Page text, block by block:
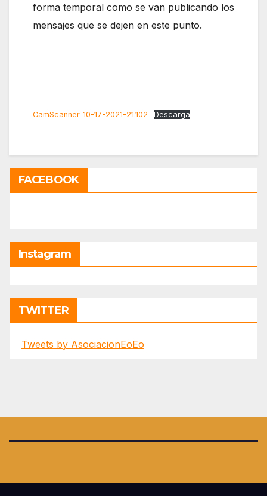
forma temporal como se van publicando los
mensajes que se dejen en este punto.
CamScanner-10-17-2021-21.102 Descarga
FACEBOOK
Instagram
TWITTER
Tweets by AsociacionEoEo